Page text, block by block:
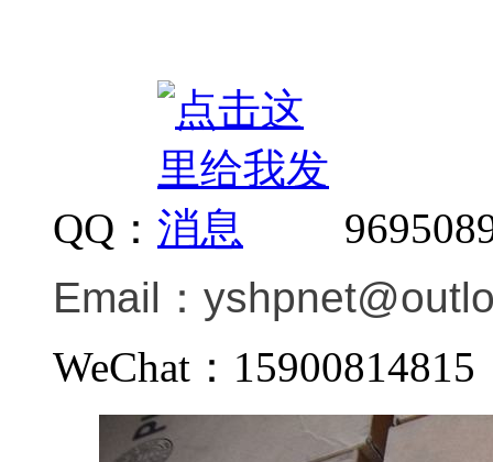
QQ：
Email：
WeChat：